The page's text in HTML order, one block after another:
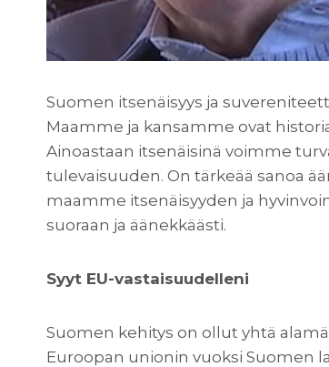
Suomen itsenäisyys ja
Maamme ja kansamme ovat
Ainoastaan itsenäisinä voimme
tulevaisuuden. On tärkeää sanoa
maamme itsenäisyyden ja
suoraan ja äänekkäästi.
Syyt EU-vastaisuudelleni
Suomen kehitys on ollut yhtä
Euroopan unionin vuoksi Suomen